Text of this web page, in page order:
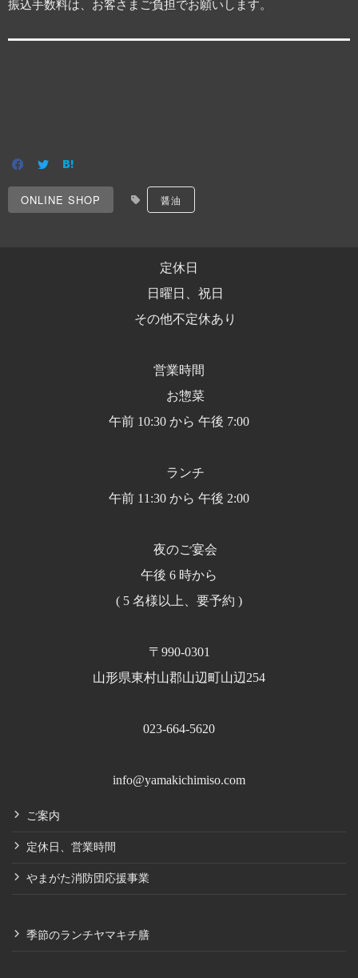
振込手数料は、お客さまご負担でお願いします。
ONLINE SHOP 醤油
定休日
日曜日、祝日
その他不定休あり
営業時間
お惣菜
午前 10:30 から 午後 7:00
ランチ
午前 11:30 から 午後 2:00
夜のご宴会
午後 6 時から
( 5 名様以上、要予約 )
〒990-0301
山形県東村山郡山辺町山辺254
023-664-5620
info@yamakichimiso.com
ご案内
定休日、営業時間
やまがた消防団応援事業
季節のランチヤマキチ膳